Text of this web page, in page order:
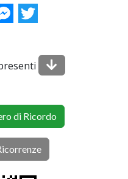
Messenger
Twitter
di Ricordo